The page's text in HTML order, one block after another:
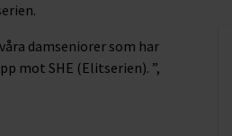
damseniorer som har
mot SHE (Elitserien). ”,